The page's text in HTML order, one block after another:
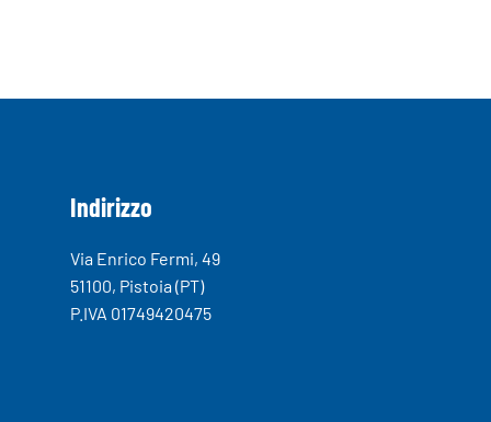
Indirizzo
Via Enrico Fermi, 49
51100, Pistoia (PT)
P.IVA 01749420475